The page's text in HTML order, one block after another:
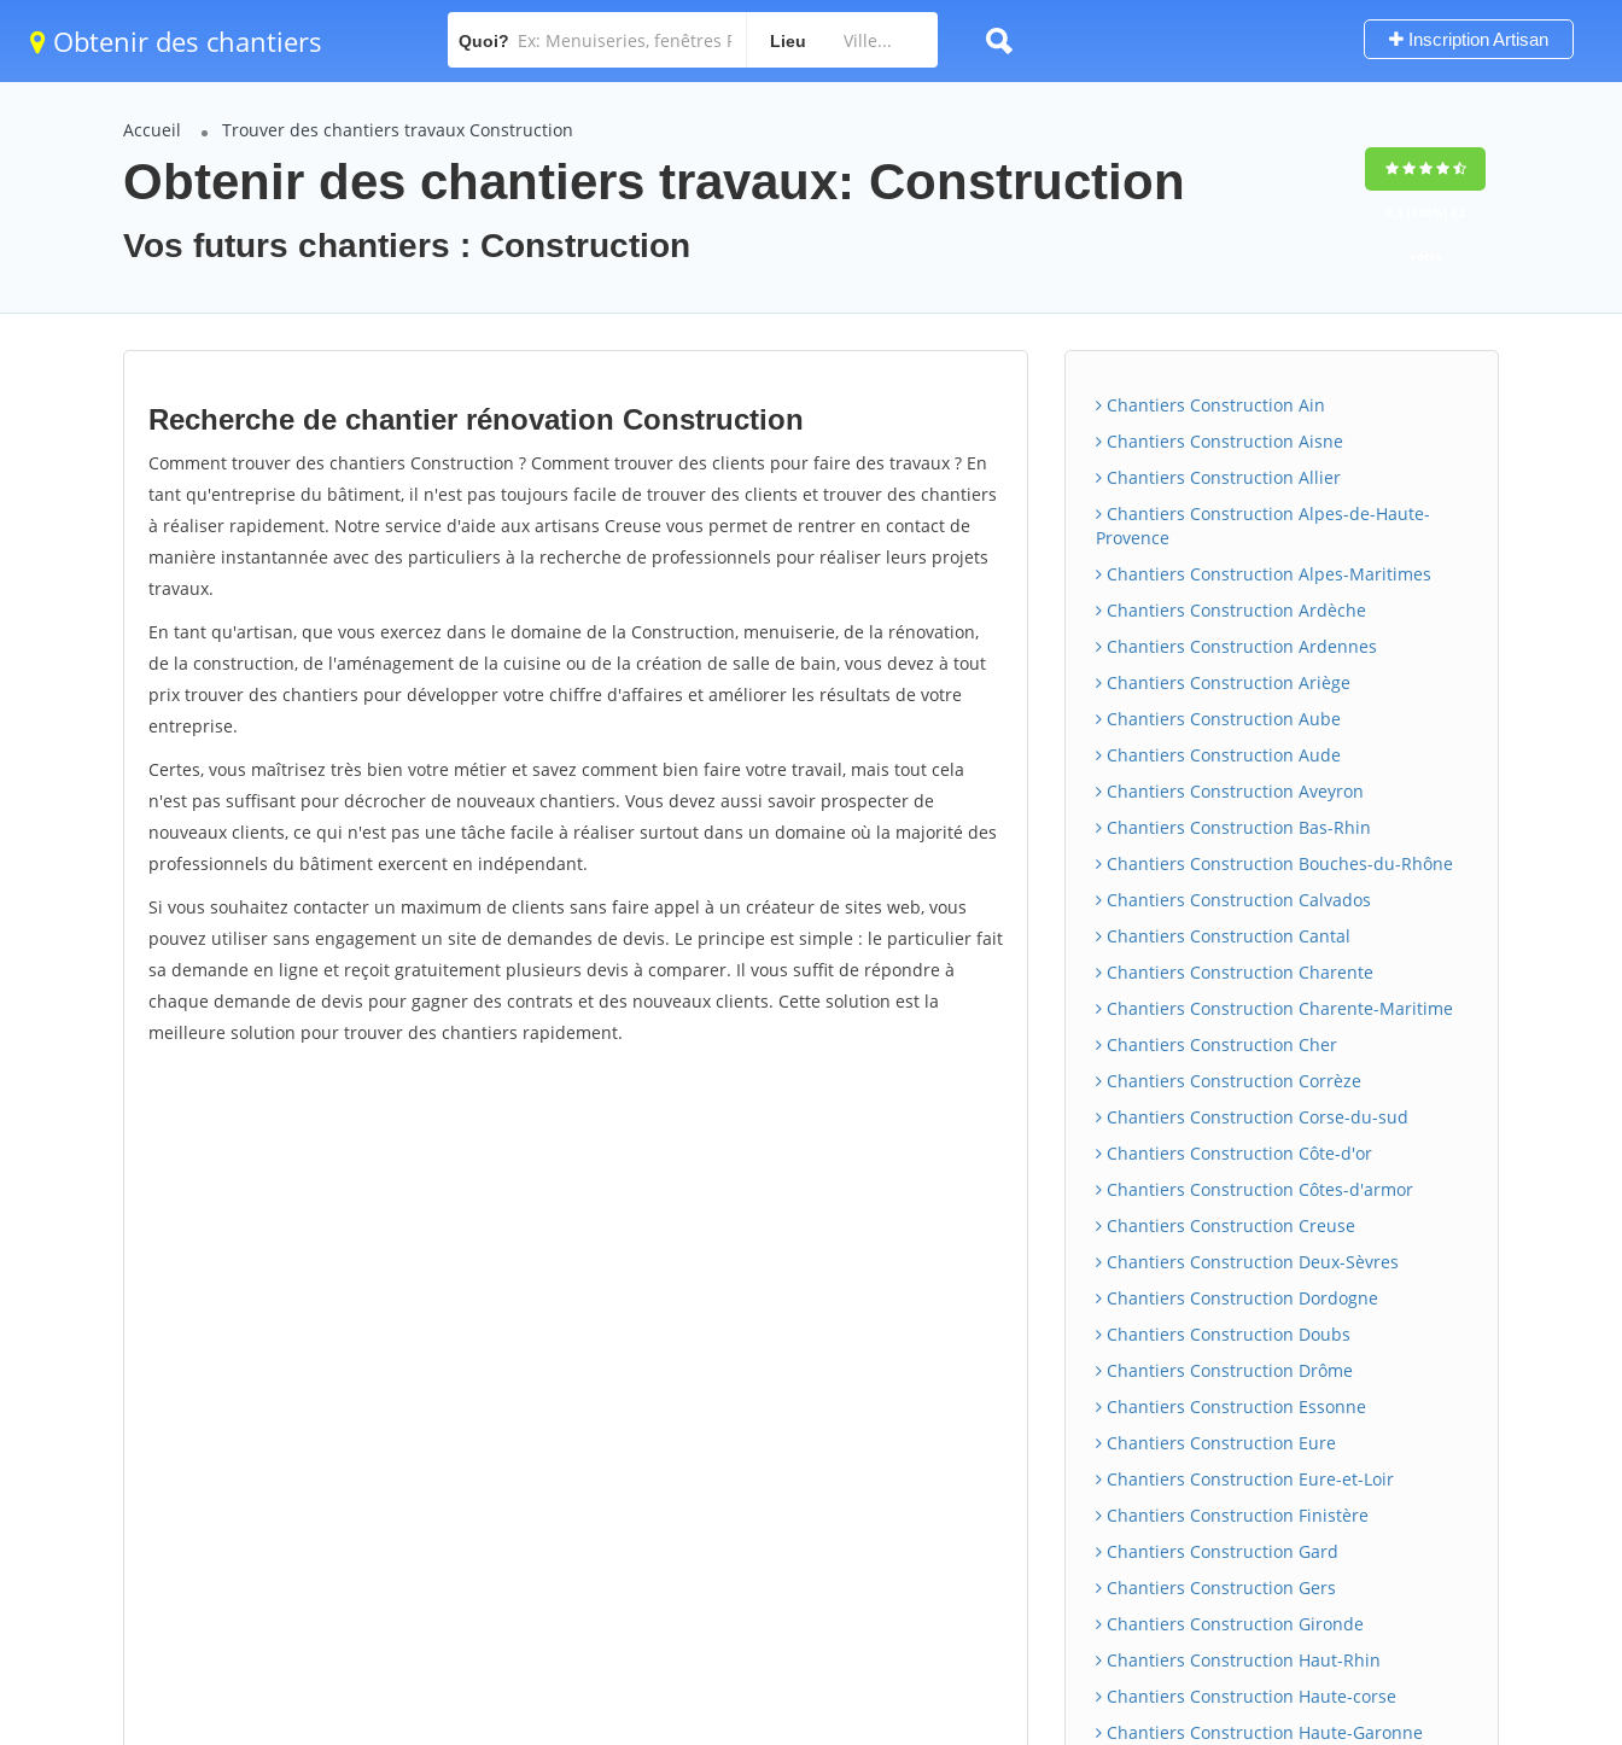
Obtenir des chantiers Quoi? Lieu Inscription Artisan
Accueil Trouver des chantiers travaux Construction
Obtenir des chantiers travaux: Construction
Vos futurs chantiers : Construction
Recherche de chantier rénovation Construction
Comment trouver des chantiers Construction ? Comment trouver des clients pour faire des travaux ? En
tant qu'entreprise du bâtiment, il n'est pas toujours facile de trouver des clients et trouver des chantiers
à réaliser rapidement. Notre service d'aide aux artisans Creuse vous permet de rentrer en contact de
manière instantannée avec des particuliers à la recherche de professionnels pour réaliser leurs projets
travaux.
En tant qu'artisan, que vous exercez dans le domaine de la Construction, menuiserie, de la rénovation,
de la construction, de l'aménagement de la cuisine ou de la création de salle de bain, vous devez à tout
prix trouver des chantiers pour développer votre chiffre d'affaires et améliorer les résultats de votre
entreprise.
Certes, vous maîtrisez très bien votre métier et savez comment bien faire votre travail, mais tout cela
n'est pas suffisant pour décrocher de nouveaux chantiers. Vous devez aussi savoir prospecter de
nouveaux clients, ce qui n'est pas une tâche facile à réaliser surtout dans un domaine où la majorité des
professionnels du bâtiment exercent en indépendant.
Si vous souhaitez contacter un maximum de clients sans faire appel à un créateur de sites web, vous
pouvez utiliser sans engagement un site de demandes de devis. Le principe est simple : le particulier fait
sa demande en ligne et reçoit gratuitement plusieurs devis à comparer. Il vous suffit de répondre à
chaque demande de devis pour gagner des contrats et des nouveaux clients. Cette solution est la
meilleure solution pour trouver des chantiers rapidement.
Chantiers Construction Ain
Chantiers Construction Aisne
Chantiers Construction Allier
Chantiers Construction Alpes-de-Haute-
Provence
Chantiers Construction Alpes-Maritimes
Chantiers Construction Ardèche
Chantiers Construction Ardennes
Chantiers Construction Ariège
Chantiers Construction Aube
Chantiers Construction Aude
Chantiers Construction Aveyron
Chantiers Construction Bas-Rhin
Chantiers Construction Bouches-du-Rhône
Chantiers Construction Calvados
Chantiers Construction Cantal
Chantiers Construction Charente
Chantiers Construction Charente-Maritime
Chantiers Construction Cher
Chantiers Construction Corrèze
Chantiers Construction Corse-du-sud
Chantiers Construction Côte-d'or
Chantiers Construction Côtes-d'armor
Chantiers Construction Creuse
Chantiers Construction Deux-Sèvres
Chantiers Construction Dordogne
Chantiers Construction Doubs
Chantiers Construction Drôme
Chantiers Construction Essonne
Chantiers Construction Eure
Chantiers Construction Eure-et-Loir
Chantiers Construction Finistère
Chantiers Construction Gard
Chantiers Construction Gers
Chantiers Construction Gironde
Chantiers Construction Haut-Rhin
Chantiers Construction Haute-corse
Chantiers Construction Haute-Garonne